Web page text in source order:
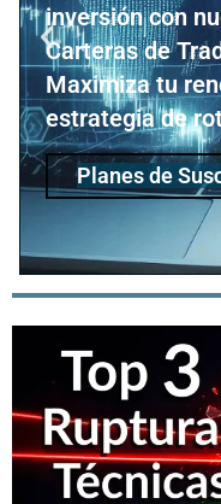
inversión con
Carteras de
Maximiza tu
estrategia de
Planes de